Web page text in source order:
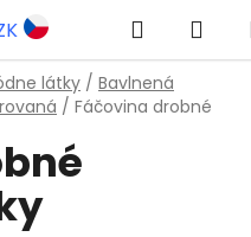
Hľadať
látky / Bavlnená
/ Fáčovina drobné